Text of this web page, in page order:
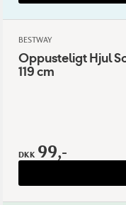
BESTWAY
Oppusteligt Hjul
119 cm
DKK 99,-